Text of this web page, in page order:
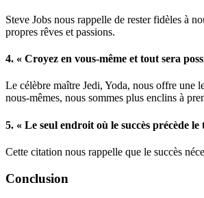
Steve Jobs nous rappelle de rester fidèles à
propres rêves et passions.
4. « Croyez en vous-même et tout sera
Le célèbre maître Jedi, Yoda, nous offre une
nous-mêmes, nous sommes plus enclins à
5. « Le seul endroit où le succès précède
Cette citation nous rappelle que le succès
Conclusion